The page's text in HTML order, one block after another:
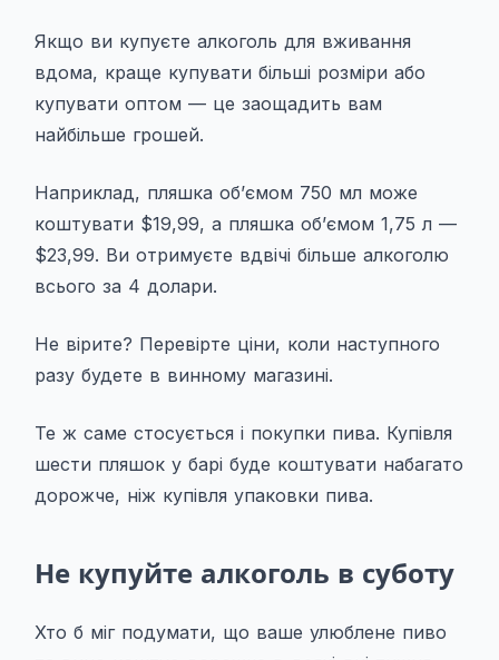
Якщо ви купуєте алкоголь для вживання
вдома, краще купувати більші розміри або
купувати оптом — це заощадить вам
найбільше грошей.
Наприклад, пляшка об’ємом 750 мл може
коштувати $19,99, а пляшка об’ємом 1,75 л —
$23,99. Ви отримуєте вдвічі більше алкоголю
всього за 4 долари.
Не вірите? Перевірте ціни, коли наступного
разу будете в винному магазині.
Те ж саме стосується і покупки пива. Купівля
шести пляшок у барі буде коштувати набагато
дорожче, ніж купівля упаковки пива.
Не купуйте алкоголь в суботу
Хто б міг подумати, що ваше улюблене пиво